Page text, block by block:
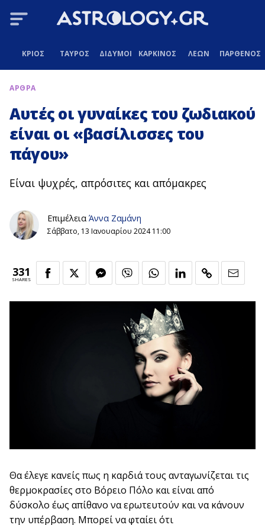
ΚΡΙΟΣ ΤΑΥΡΟΣ ΔΙΔΥΜΟΙ ΚΑΡΚΙΝΟΣ ΛΕΩΝ ΠΑΡΘΕΝΟΣ
ΑΡΘΡΑ
Αυτές οι γυναίκες του ζωδιακού
είναι οι «βασίλισσες του
πάγου»
Είναι ψυχρές, απρόσιτες και απόμακρες
Επιμέλεια Άννα Ζαμάνη
Σάββατο, 13 Ιανουαρίου 2024 11:00
331
SHARES
Θα έλεγε κανείς πως η καρδιά τους ανταγωνίζεται τις
θερμοκρασίες στο Βόρειο Πόλο και είναι από
δύσκολο έως απίθανο να ερωτευτούν και να κάνουν
την υπέρβαση. Μπορεί να φταίει ότι